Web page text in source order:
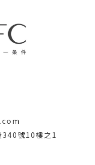
340號10樓之1